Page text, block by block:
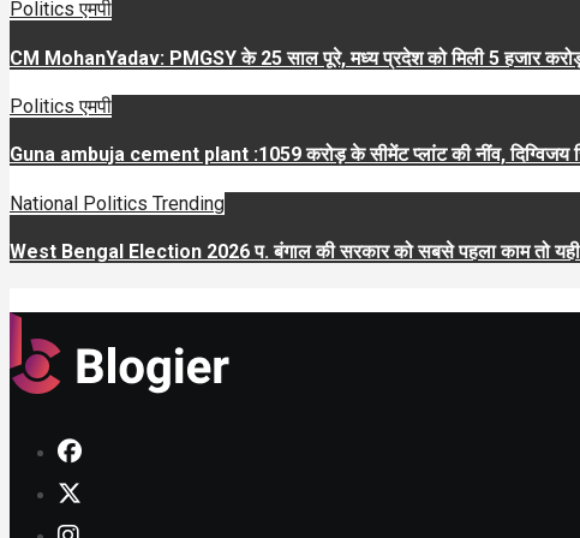
Politicsएमपी
CM MohanYadav: PMGSY के 25 साल पूरे, मध्य प्रदेश को मिली 5 हजार
Politicsएमपी
Guna ambuja cement plant :1059 करोड़ के सीमेंट प्लांट की नींव, दिग्विजय
National Politics Trending
West Bengal Election 2026 प. बंगाल की सरकार को सबसे पहला काम तो यही